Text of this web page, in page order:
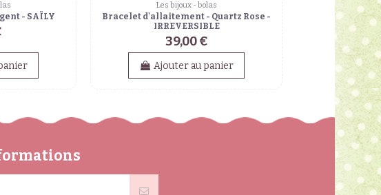
- SAÏLY
Les bijoux - bolas
Bracelet d'allaitement - Quartz Rose -
IRREVERSIBLE
39,00 €
Ajouter au panier